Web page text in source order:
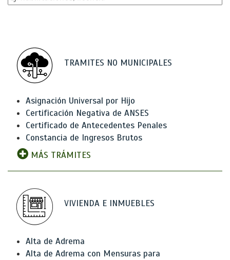
TRAMITES NO MUNICIPALES
Asignación Universal por Hijo
Certificación Negativa de ANSES
Certificado de Antecedentes Penales
Constancia de Ingresos Brutos
MÁS TRÁMITES
VIVIENDA E INMUEBLES
Alta de Adrema
Alta de Adrema con Mensuras para